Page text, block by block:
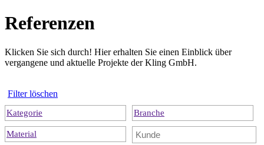
Referenzen
Klicken Sie sich durch! Hier erhalten Sie einen Einblick über
vergangene und aktuelle Projekte der Kling GmbH.
Filter löschen
Kategorie Branche
Material